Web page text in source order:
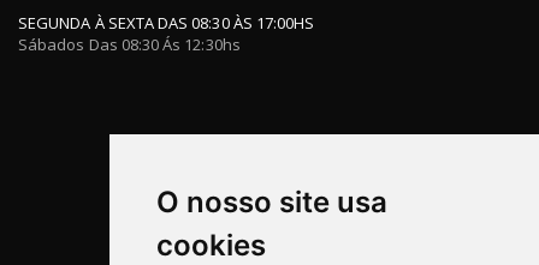
O nosso site usa
cookies
SEGUNDA À SEXTA DAS 08:30 ÀS 17:00HS
Sábados Das 08:30 Ás 12:30hs